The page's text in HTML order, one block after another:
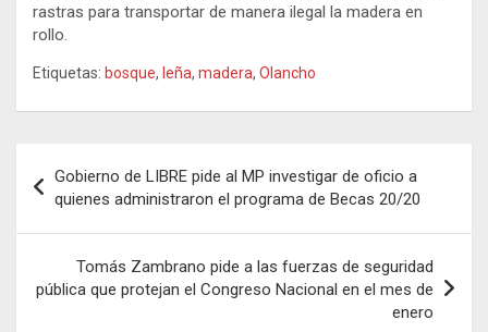
rastras para transportar de manera ilegal la madera en
rollo.
Etiquetas: bosque, leña, madera, Olancho
de
entradas
Gobierno de LIBRE pide al MP investigar de oficio a
quienes administraron el programa de Becas 20/20
Tomás Zambrano pide a las fuerzas de seguridad
pública que protejan el Congreso Nacional en el mes de
enero